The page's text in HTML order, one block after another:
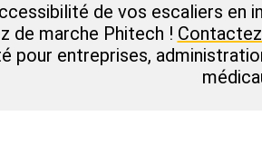
de vos escaliers
de marche Phitech !
pour entreprises,